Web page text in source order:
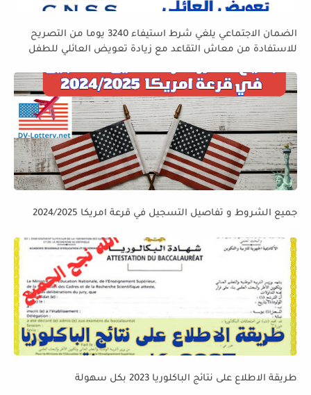
الضمان الاجتماعي يلغي شرط استيفاء 3240 يوما من التصريح
للاستفادة من معاش التقاعد مع زيادة تعويض العائلي للطفل
جميع الشروط و تفاصيل التسجيل في قرعة امريكا 2024/2025
طريقة الاطلاع على نتائج الباكلوريا 2023 بكل سهولة